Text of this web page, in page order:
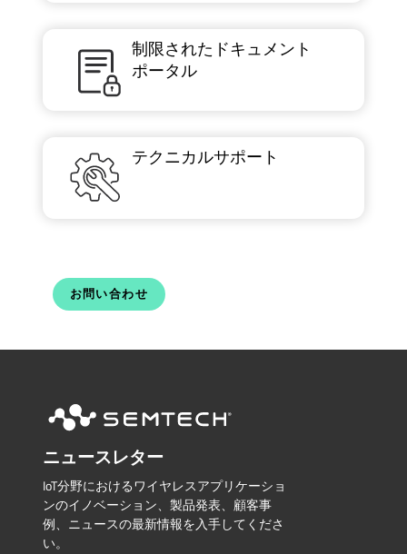
制限されたドキュメント
ポータル
テクニカルサポート
お問い合わせ
ニュースレター
IoT分野におけるワイヤレスアプリケーショ
ンのイノベーション、製品発表、顧客事
例、ニュースの最新情報を入手してくださ
い。